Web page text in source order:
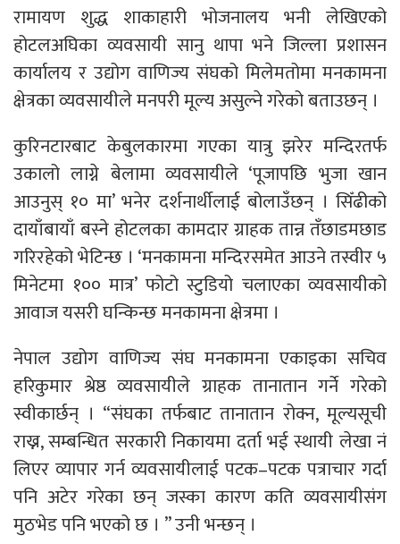
रामायण शुद्ध शाकाहारी भोजनालय भनी लेखिएको
होटलअघिका व्यवसायी सानु थापा भने जिल्ला प्रशासन
कार्यालय र उद्योग वाणिज्य संघको मिलेमतोमा मनकामना
क्षेत्रका व्यवसायीले मनपरी मूल्य असुल्ने गरेको बताउछन् ।
कुरिनटारबाट केबुलकारमा गएका यात्रु झरेर मन्दिरतर्फ
उकालो लाग्ने बेलामा व्यवसायीले ‘पूजापछि भुजा खान
आउनुस् १० मा’ भनेर दर्शनार्थीलाई बोलाउँछन् । सिँढीको
दायाँबायाँ बस्ने होटलका कामदार ग्राहक तान्न तँछाडमछाड
गरिरहेको भेटिन्छ । ‘मनकामना मन्दिरसमेत आउने तस्वीर ५
मिनेटमा १०० मात्र’ फोटो स्टुडियो चलाएका व्यवसायीको
आवाज यसरी घन्किन्छ मनकामना क्षेत्रमा ।
नेपाल उद्योग वाणिज्य संघ मनकामना एकाइका सचिव
हरिकुमार श्रेष्ठ व्यवसायीले ग्राहक तानातान गर्ने गरेको
स्वीकार्छन् । “संघका तर्फबाट तानातान रोक्न, मूल्यसूची
राख्न, सम्बन्धित सरकारी निकायमा दर्ता भई स्थायी लेखा नं
लिएर व्यापार गर्न व्यवसायीलाई पटक–पटक पत्राचार गर्दा
पनि अटेर गरेका छन् जस्का कारण कति व्यवसायीसंग
मुठभेड पनि भएको छ । ” उनी भन्छन् ।